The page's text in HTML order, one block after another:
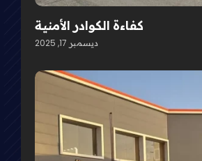
كفاءة الكوادر الأمنية
ديسمبر 17, 2025